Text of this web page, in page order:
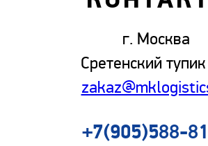
г. Москва
Сретенский
+7(905)588-